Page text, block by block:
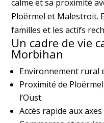
calme et sa proximité
Ploërmel et Malestroit.
familles et les actifs
Un cadre de vie
Morbihan
Environnement rural
Proximité de
l’Oust.
Accès rapide aux